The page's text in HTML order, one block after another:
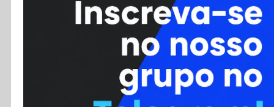
Cursos
Enviar Dica